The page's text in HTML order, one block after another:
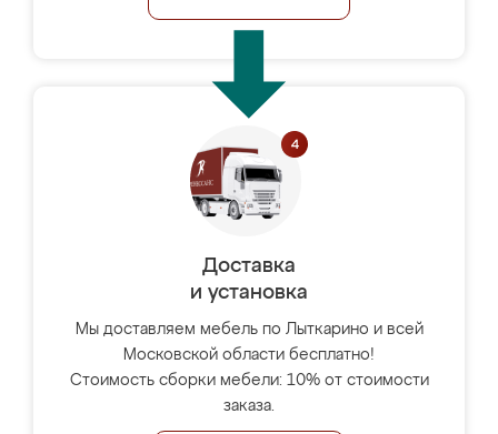
Доставка
и установка
Мы доставляем мебель по Лыткарино и всей
Московской области бесплатно!
Стоимость сборки мебели: 10% от стоимости
заказа.